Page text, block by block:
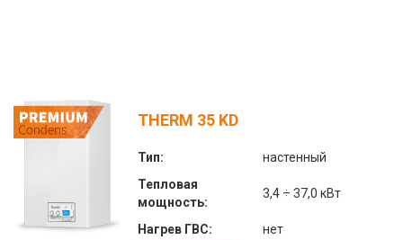
THERM 35 KD
Тип:
настенный
Тепловая
мощность:
3,4 ÷ 37,0 кВт
Нагрев ГВС: нет